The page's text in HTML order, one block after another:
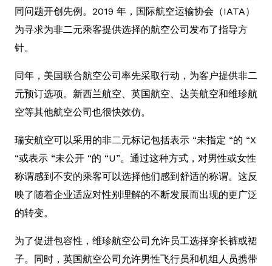
同问题开创先例。2019 年，国际航空运输协会（IATA）
为寻求为非二元乘客提供选择的航空公司发布了指导方
针。
同年，美国联合航空公司率先采取行动，为客户提供非二
元预订选项。新西兰航空、英国航空、达美航空和维珍航
空等其他航空公司也很快效仿。
瑞安航空可以采用的非二元标记包括表示 “未指定 “的 “X
“或表示 “未公开 “的 “U”。通过这种方式，对男性或女性
称谓感到不安的乘客可以选择他们感到舒适的称谓。这反
映了随着企业适应对性别理解的不断发展而出现的更广泛
的转变。
为了促进包容性，维珍航空公司允许员工选择穿长裤或裙
子。同时，英国航空公司允许男性飞行员和机组人员携带